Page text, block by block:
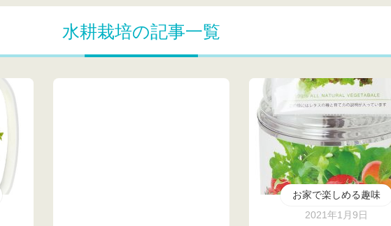
水耕栽培の記事一覧
お家で楽しめる趣味
2021年1月9日